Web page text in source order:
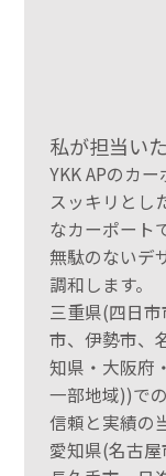
私が担当い
YKK APのカ
スッキリとし
なカーポート
無駄のないデ
調和します。
三重県(四日
市、伊勢市、
知県・大阪府
一部地域))で
信頼と実績の
愛知県(名古屋